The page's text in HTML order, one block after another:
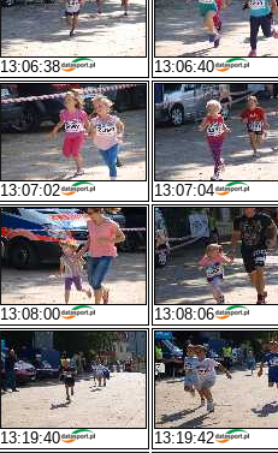
13:06:38 13:06:40
13:07:02 13:07:04
13:08:00 13:08:06
13:19:40 13:19:42